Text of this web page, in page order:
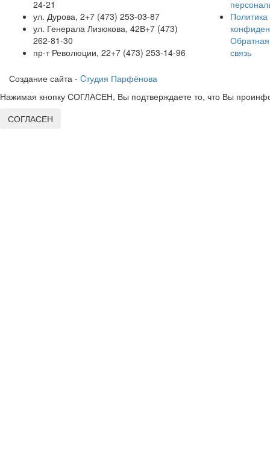
24-21
ул. Дурова, 2+7 (473) 253-03-87
ул. Генерала Лизюкова, 42В+7 (473)
262-81-30
пр-т Революции, 22+7 (473) 253-14-96
Политика
Обратная
связь
Создание сайта - Cтудия Парфёнова
Нажимая кнопку СОГЛАСЕН, Вы подтверждаете то, что Вы
СОГЛАСЕН